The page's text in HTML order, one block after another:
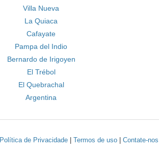
Villa Nueva
La Quiaca
Cafayate
Pampa del Indio
Bernardo de Irigoyen
El Trébol
El Quebrachal
Argentina
Política de Privacidade Termos de uso Contate-nos